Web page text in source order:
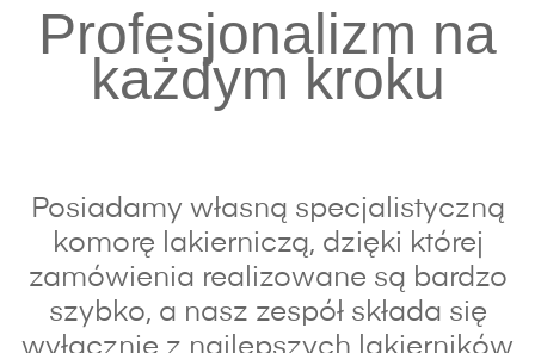
Profesjonalizm na
każdym kroku
Posiadamy własną specjalistyczną
komorę lakierniczą, dzięki której
zamówienia realizowane są bardzo
szybko, a nasz zespół składa się
wyłącznie z najlepszych lakierników